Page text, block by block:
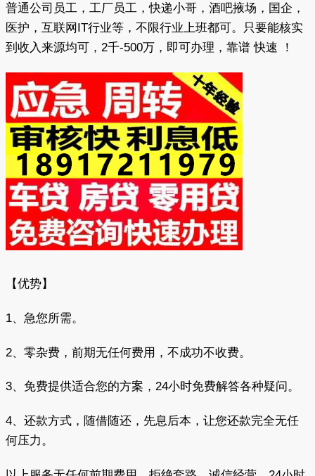
普通公司员工，工厂员工，快递小哥，酒吧掖场，国企，
医护，互联网IT行业等，不限行业上班都可。只要能核实
到收入来源均可，2千-500万，即可办理，靠谱 快速 ！
【优势】
1、急您所需。
2、零杂费，前期无任何费用，不成功不收费。
3、免费提供适合您的方案，24小时免费解答各种疑问。
4、还款方式，随借随还，先息后本，让您还款完全无任
何压力。